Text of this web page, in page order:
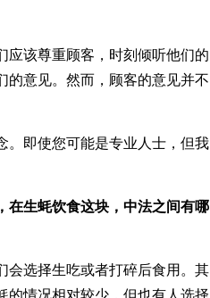
该尊重顾客，时刻倾听他们的
的意见。然而，顾客的意见并不
即使您可能是专业人士，但我
在生蚝饮食这块，中法之间有哪
选择生吃或者打碎后食用。其
的情况相对较少，但也有人选择